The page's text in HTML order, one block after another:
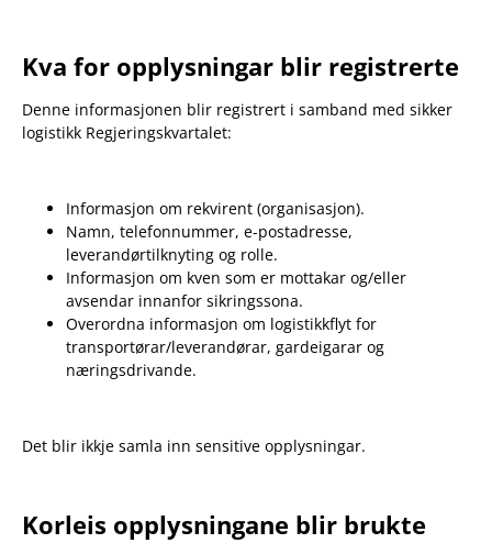
Kva for opplysningar blir registrerte
Denne informasjonen blir registrert i samband med sikker
logistikk Regjeringskvartalet:
Informasjon om rekvirent (organisasjon).
Namn, telefonnummer, e-postadresse,
leverandørtilknyting og rolle.
Informasjon om kven som er mottakar og/eller
avsendar innanfor sikringssona.
Overordna informasjon om logistikkflyt for
transportørar/leverandørar, gardeigarar og
næringsdrivande.
Det blir ikkje samla inn sensitive opplysningar.
Korleis opplysningane blir brukte